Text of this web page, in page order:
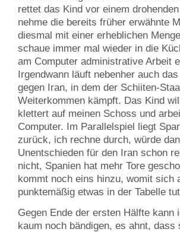
rettet das Kind vor einem
nehme die bereits früher erwähnte
diesmal mit einer erheblichen
schaue immer mal wieder in die
am Computer administrative Arbeit
Irgendwann läuft nebenher auch
gegen Iran, in dem der Schiiten-
Weiterkommen kämpft. Das Kind
klettert auf meinen Schoss und
Computer. Im Parallelspiel liegt
zurück, ich rechne durch, würde
Unentschieden für den Iran schon
nicht, Spanien hat mehr Tore
kommt noch eins hinzu, womit sich
punktemäßig etwas in der Tabelle
Gegen Ende der ersten Hälfte kann
kaum noch bändigen, es ahnt, dass